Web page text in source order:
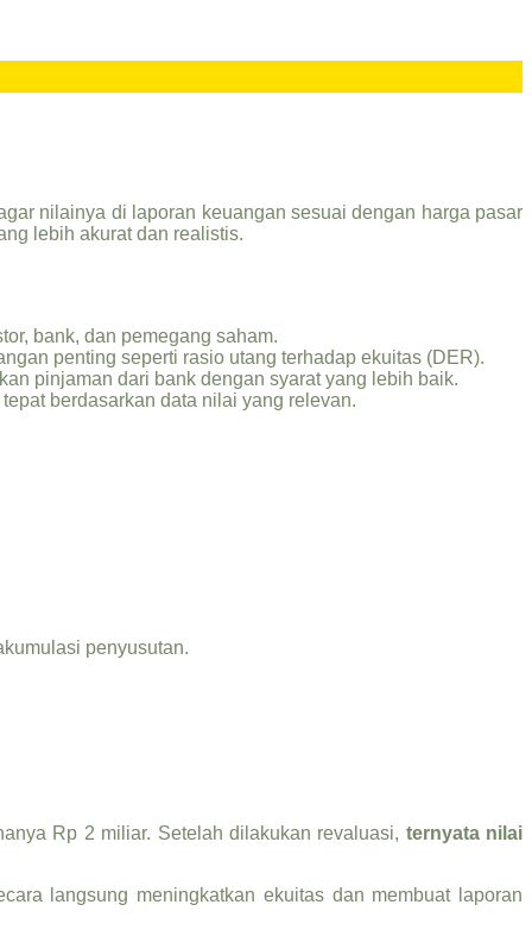
nilainya di laporan keuangan sesuai dengan harga pasar
lebih akurat dan realistis.
bank, dan pemegang saham.
penting seperti rasio utang terhadap ekuitas (DER).
pinjaman dari bank dengan syarat yang lebih baik.
berdasarkan data nilai yang relevan.
penyusutan.
Rp 2 miliar. Setelah dilakukan revaluasi, ternyata nilai
langsung meningkatkan ekuitas dan membuat laporan